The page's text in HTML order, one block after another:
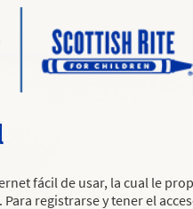
fácil de usar, la cual le
registrarse y tener el